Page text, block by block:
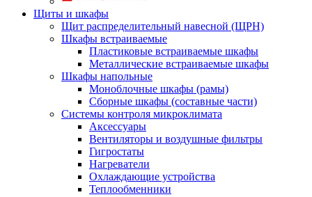
Щиты и шкафы
Щит распределительный навесной (ЩРН)
Шкафы встраиваемые
Пластиковые встраиваемые шкафы
Металлические встраиваемые шкафы
Шкафы напольные
Моноблочные шкафы (рамы)
Сборные шкафы (составные части)
Системы контроля микроклимата
Аксессуары
Вентиляторы и воздушные фильтры
Гигростаты
Нагреватели
Охлаждающие устройства
Теплообменники